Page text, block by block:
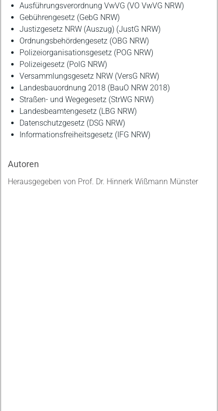
Ausführungsverordnung VwVG (VO VwVG NRW)
Gebührengesetz (GebG NRW)
Justizgesetz NRW (Auszug) (JustG NRW)
Ordnungsbehördengesetz (OBG NRW)
Polizeiorganisationsgesetz (POG NRW)
Polizeigesetz (PolG NRW)
Versammlungsgesetz NRW (VersG NRW)
Landesbauordnung 2018 (BauO NRW 2018)
Straßen- und Wegegesetz (StrWG NRW)
Landesbeamtengesetz (LBG NRW)
Datenschutzgesetz (DSG NRW)
Informationsfreiheitsgesetz (IFG NRW)
Autoren
Herausgegeben von Prof. Dr. Hinnerk Wißmann Münster